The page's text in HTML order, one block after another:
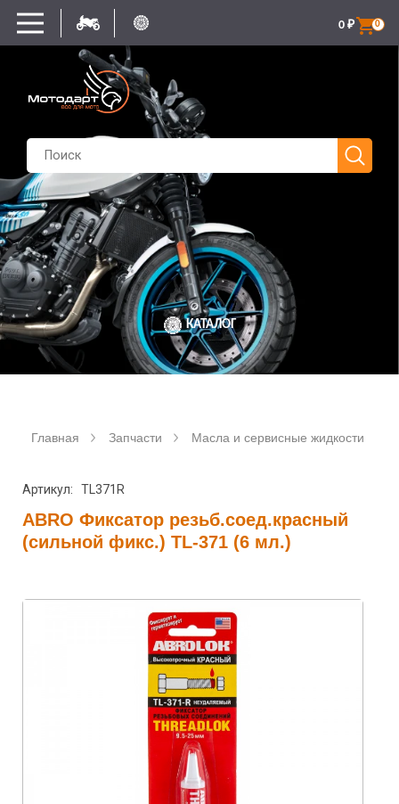
0
0 ₽
КАТАЛОГ
Главная Запчасти Масла и сервисные жидкости
Артикул: TL371R
ABRO Фиксатор резьб.соед.красный
(сильной фикс.) TL-371 (6 мл.)